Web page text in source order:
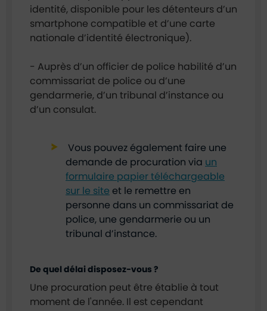
identité, disponible pour les détenteurs d’un
smartphone compatible et d’une carte
nationale d’identité électronique).
- Auprès d’un officier de police habilité d’un
commissariat de police ou d’une
gendarmerie, d’un tribunal d’instance ou
d’un consulat.
Vous pouvez également faire une
demande de procuration via un
formulaire papier téléchargeable
sur le site et le remettre en
personne dans un commissariat de
police, une gendarmerie ou un
tribunal d’instance.
De quel délai disposez-vous ?
Une procuration peut être établie à tout
moment de l'année. Il est cependant